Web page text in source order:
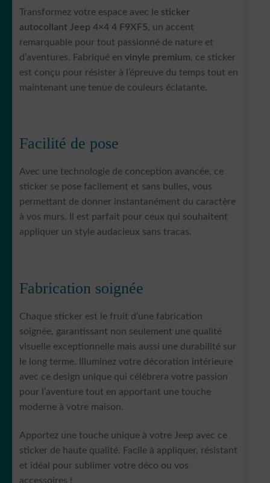
Transformez votre espace avec le sticker
autocollant Jeep 4×4 4 F9XF5, un accent
remarquable pour tout passionné de nature et
d’aventures. Fabriqué en vinyle premium, ce sticker
est conçu pour résister à l’épreuve du temps tout en
maintenant une tenue de couleurs éclatante.
Facilité de pose
Avec une technologie de conception avancée, ce
sticker se pose facilement et sans bulles, vous
permettant de donner instantanément du caractère
à vos murs. Il est parfait pour ceux qui souhaitent
appliquer un style audacieux sans tracas.
Fabrication soignée
Chaque sticker est le fruit d’une fabrication
soignée, garantissant non seulement une qualité
visuelle exceptionnelle mais aussi une durabilité sur
le long terme. Illuminez votre décoration intérieure
avec ce design unique qui célébrera votre passion
pour l’aventure tout en apportant une touche
moderne à votre maison.
Apportez une touche unique à votre Jeep avec ce
sticker de haute qualité. Facile à appliquer, résistant
et idéal pour sublimer votre déco ou vos
accessoires !